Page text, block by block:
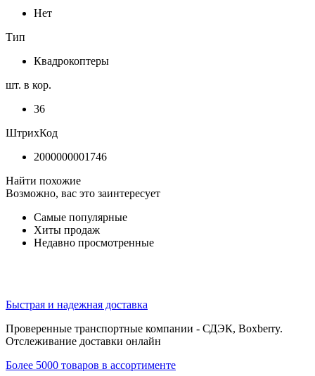
Нет
Тип
Квадрокоптеры
шт. в кор.
36
ШтрихКод
2000000001746
Найти похожие
Возможно, вас это заинтересует
Самые популярные
Хиты продаж
Недавно просмотренные
Быстрая и надежная доставка
Проверенные транспортные компании - СДЭК, Boxberry.
Отслеживание доставки онлайн
Более 5000 товаров в ассортименте